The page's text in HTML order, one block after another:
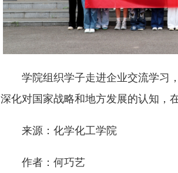
学院组织学子走进企业交流学习
深化对国家战略和地方发展的认知，
来源：化学化工学院
作者：何巧艺